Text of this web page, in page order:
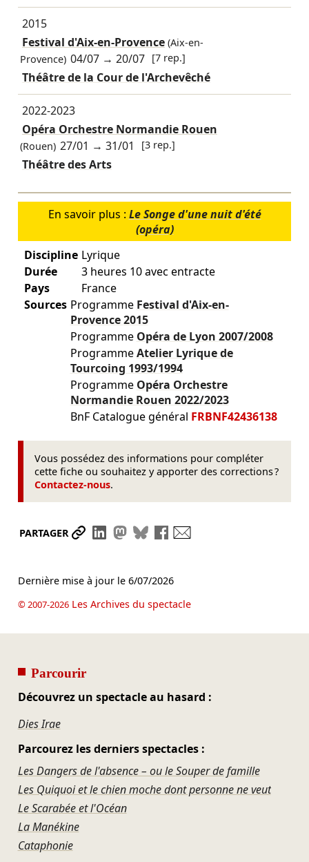
2015
Festival d'Aix-en-Provence(Aix-en-
Provence) 04/07 →20/07 [7 rep.]
Théâtre de la Cour de l'Archevêché
2022-2023
Opéra Orchestre Normandie Rouen
(Rouen) 27/01 →31/01 [3 rep.]
Théâtre des Arts
En savoir plus : Le Songe d'une nuit d'été
(opéra)
Discipline Lyrique
Durée
3 heures 10 avec entracte
Pays
France
Sources Programme Festival d'Aix-en-
Provence2015
Programme Opéra de Lyon 2007/2008
ProgrammeAtelier Lyrique de
Tourcoing 1993/1994
Programme Opéra Orchestre
Normandie Rouen 2022/2023
BnF Catalogue général FRBNF42436138
Vous possédez des informations pour compléter
cette fiche ou souhaitez y apporter des corrections ?
Contactez-nous.
PARTAGER Partager le lien
Partager sur LinkedIn
Partager sur Mastodon
Partager sur Bluesky
Partager sur Facebook
Dernière mise à jour le 6/07/2026
© 2007-2026Les Archives du spectacle
Parcourir
Découvrez un spectacle au hasard :
Dies Irae
Parcourez les derniers spectacles :
Les Dangers de l'absence – ou le Souper de famille
Les Quiquoi et le chien moche dont personne ne veut
Le Scarabée et l'Océan
La Manékine
Cataphonie